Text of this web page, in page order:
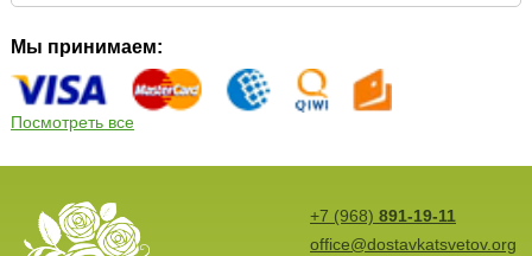
Мы принимаем:
Посмотреть все
+7 (968) 891-19-11
office@dostavkatsvetov.org